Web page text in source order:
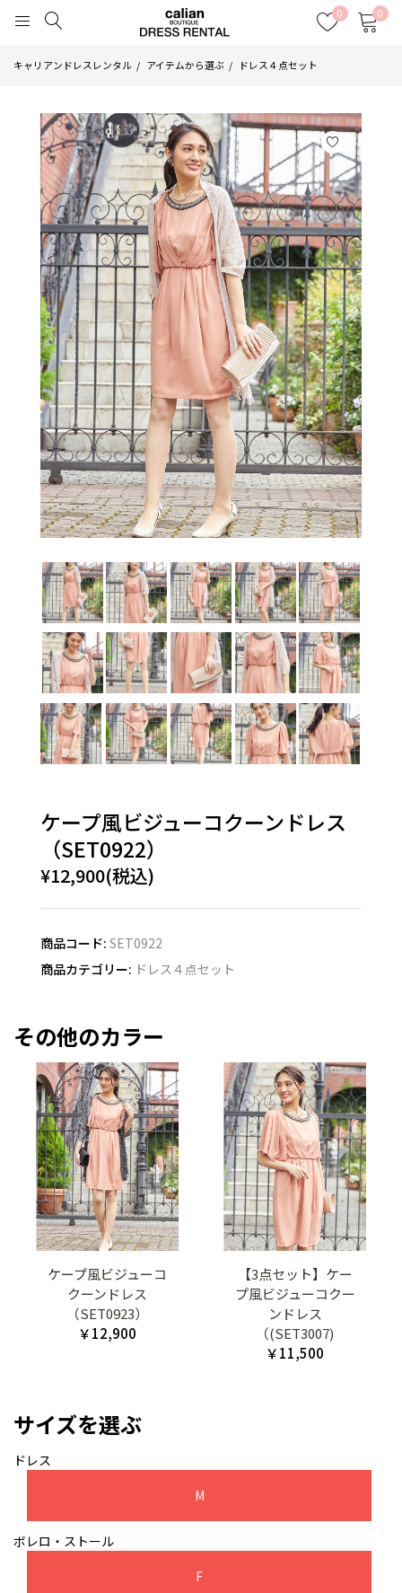
0 0
キャリアンドレスレンタル アイテムから選ぶ ドレス４点セット
ケープ風ビジューコクーンドレス
（SET0922）
¥12,900(税込)
商品コード: SET0922
商品カテゴリー: ドレス４点セット
その他のカラー
ケープ風ビジューコ
クーンドレス
（SET0923）
￥12,900
【3点セット】ケー
プ風ビジューコクー
ンドレス
（(SET3007)
￥11,500
サイズを選ぶ
ドレス
M
ボレロ・ストール
F